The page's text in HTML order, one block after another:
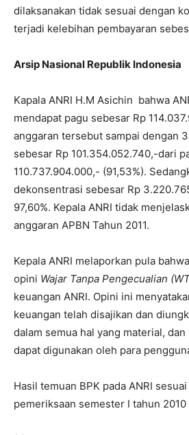
dilaksanakan tidak sesuai dengan
terjadi kelebihan pembayaran
Arsip Nasional Republik Indonesia
Kapala ANRI H.M Asichin bahwa
mendapat pagu sebesar Rp
anggaran tersebut sampai dengan
sebesar Rp 101.354.052.740,-dari
110.737.904.000,- (91,53%).
dekonsentrasi sebesar Rp
97,60%. Kepala ANRI tidak
anggaran APBN Tahun 2011.
Kepala ANRI melaporkan pula
opini Wajar Tanpa Pengecualian
keuangan ANRI. Opini ini
keuangan telah disajikan dan
dalam semua hal yang material,
dapat digunakan oleh para
Hasil temuan BPK pada ANRI
pemeriksaan semester I tahun 2010